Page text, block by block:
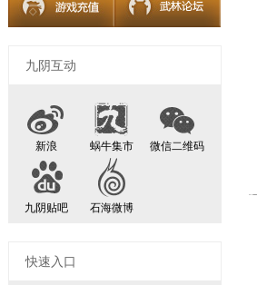
九阴互动
新浪 蜗牛集市 微信二维码
九阴贴吧 石海微博
快速入口